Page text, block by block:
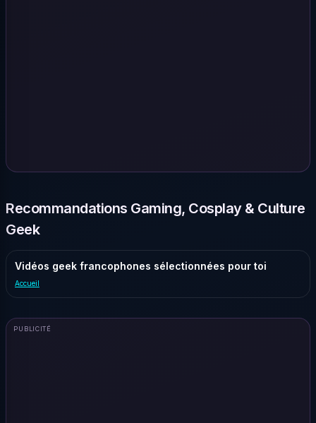
Recommandations Gaming, Cosplay & Culture
Geek
Vidéos geek francophones sélectionnées pour toi
Accueil
PUBLICITÉ